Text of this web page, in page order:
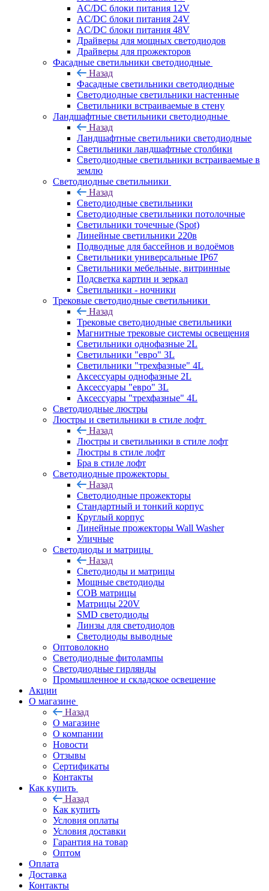
AC/DC блоки питания 12V
AC/DC блоки питания 24V
AC/DC блоки питания 48V
Драйверы для мощных светодиодов
Драйверы для прожекторов
Фасадные светильники светодиодные
Назад
Фасадные светильники светодиодные
Светодиодные светильники настенные
Светильники встраиваемые в стену
Ландшафтные светильники светодиодные
Назад
Ландшафтные светильники светодиодные
Светильники ландшафтные столбики
Светодиодные светильники встраиваемые в
землю
Светодиодные светильники
Назад
Светодиодные светильники
Светодиодные светильники потолочные
Светильники точечные (Spot)
Линейные светильники 220в
Подводные для бассейнов и водоёмов
Светильники универсальные IP67
Светильники мебельные, витринные
Подсветка картин и зеркал
Светильники - ночники
Трековые светодиодные светильники
Назад
Трековые светодиодные светильники
Магнитные трековые системы освещения
Светильники однофазные 2L
Светильники "евро" 3L
Светильники "трехфазные" 4L
Аксессуары однофазные 2L
Аксессуары "евро" 3L
Аксессуары "трехфазные" 4L
Светодиодные люстры
Люстры и светильники в стиле лофт
Назад
Люстры и светильники в стиле лофт
Люстры в стиле лофт
Бра в стиле лофт
Светодиодные прожекторы
Назад
Светодиодные прожекторы
Стандартный и тонкий корпус
Круглый корпус
Линейные прожекторы Wall Washer
Уличные
Светодиоды и матрицы
Назад
Светодиоды и матрицы
Мощные светодиоды
COB матрицы
Матрицы 220V
SMD светодиоды
Линзы для светодиодов
Светодиоды выводные
Оптоволокно
Светодиодные фитолампы
Светодиодные гирлянды
Промышленное и складское освещение
Акции
О магазине
Назад
О магазине
О компании
Новости
Отзывы
Сертификаты
Контакты
Как купить
Назад
Как купить
Условия оплаты
Условия доставки
Гарантия на товар
Оптом
Оплата
Доставка
Контакты